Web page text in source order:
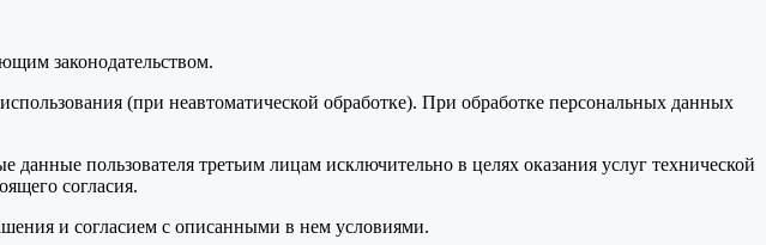
законодательством.
(при неавтоматической обработке). При обработке персональных данных
пользователя третьим лицам исключительно в целях оказания услуг технической
согласия.
и согласием с описанными в нем условиями.